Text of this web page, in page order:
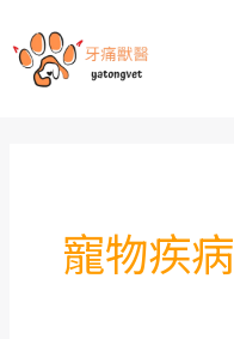
至
寵物疾病